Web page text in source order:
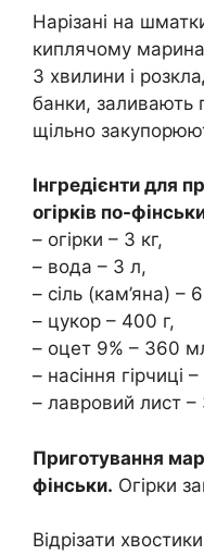
Нарізані на
киплячому
3 хвилини і
банки, заливають
щільно
Інгредієнти для
огірків по-
– огірки – 3 кг,
– вода – 3 л,
– сіль (кам’яна) –
– цукор – 400 г,
– оцет 9% – 360
– насіння гірчиці
– лавровий лист –
Приготування
фінськи. Огірки
Відрізати